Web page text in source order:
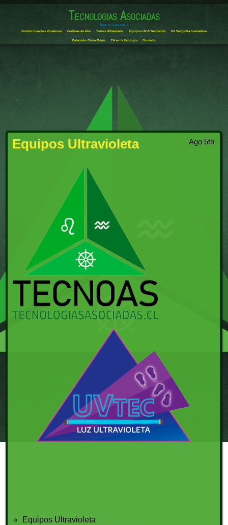
Tecnologias Asociadas
Equipos Ultravioleta
Control Insectos Voladores Cortinas de Aire Tubos Ultravioleta Equipos UV-C Germicida UV Serigrafia Insoladora
Detección Orina Ratón TA en la Ecología Contacto
Ago 5th
Equipos Ultravioleta
Equipos Ultravioleta